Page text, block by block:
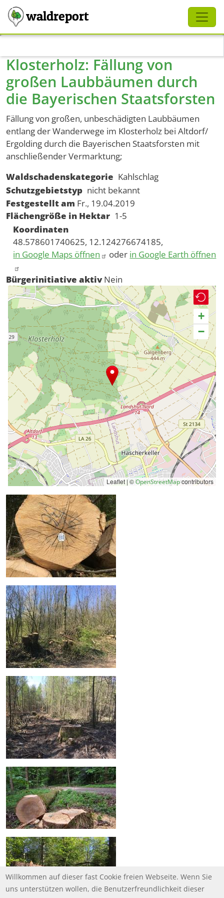
waldreport
Klosterholz: Fällung von
großen Laubbäumen durch
die Bayerischen Staatsforsten
Fällung von großen, unbeschädigten Laubbäumen
entlang der Wanderwege im Klosterholz bei Altdorf/
Ergolding durch die Bayerischen Staatsforsten mit
anschließender Vermarktung;
Waldschadenskategorie Kahlschlag
Schutzgebietstyp nicht bekannt
Festgestellt am Fr., 19.04.2019
Flächengröße in Hektar 1-5
Koordinaten
48.578601740625, 12.124276674185,
in Google Maps öffnen
oder in Google Earth öffnen
Bürgerinitiative aktiv Nein
+
−
Leaflet | ©OpenStreetMapcontributors
Schliessen
Willkommen auf dieser fast Cookie freien Webseite. Wenn Sie
uns unterstützen wollen, die Benutzerfreundlichkeit dieser